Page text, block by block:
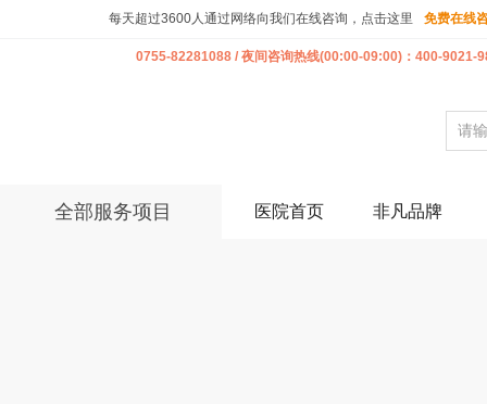
每天超过3600人通过网络向我们在线咨询，点击这里 免费在线
0755-82281088 / 夜间咨询热线(00:00-09:00)：400-9021-
全部服务项目 医院首页 非凡品牌